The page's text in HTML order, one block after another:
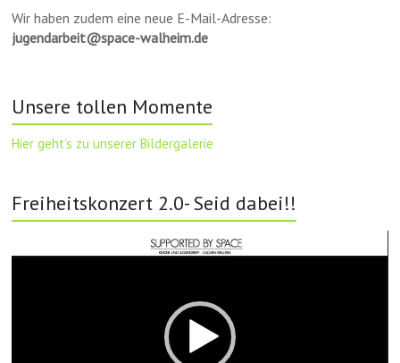
Wir haben zudem eine neue E-Mail-Adresse:
jugendarbeit@space-walheim.de
Unsere tollen Momente
Hier geht’s zu unserer Bildergalerie
Freiheitskonzert 2.0- Seid dabei!!
Player